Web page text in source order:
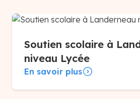
Soutien scolaire à
niveau Lycée
En savoir plus